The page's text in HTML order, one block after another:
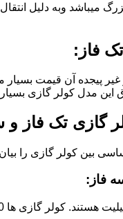
میباشد وبه دلیل
فاز:
غیر پیجده آن قیمت
مدل کولر گازی بسیار
گازی تک فاز و
بین کولر گازی را
فاز:
و کولر گازی ها های بالای 48000 دردارای برق سه فاز می‌باشند.